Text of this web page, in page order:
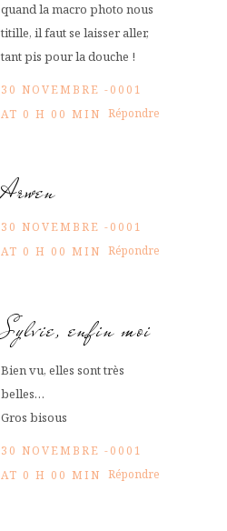
quand la macro photo nous
titille, il faut se laisser aller,
tant pis pour la douche !
30 NOVEMBRE -0001
AT 0 H 00 MIN Répondre
Arwen
30 NOVEMBRE -0001
AT 0 H 00 MIN Répondre
Sylvie, enfin moi
Bien vu, elles sont très
belles…
Gros bisous
30 NOVEMBRE -0001
AT 0 H 00 MIN Répondre